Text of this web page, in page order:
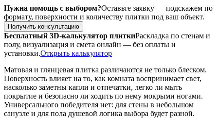
Нужна помощь с выбором?Оставьте заявку — подскажем по
формату, поверхности и количеству плитки под ваш объект.
Получить консультацию
Бесплатный 3D-калькулятор плиткиРаскладка по стенам и
полу, визуализация и смета онлайн — без оплаты и
установки.Открыть калькулятор
Матовая и глянцевая плитка различаются не только блеском.
Поверхность влияет на то, как комната воспринимает свет,
насколько заметны капли и отпечатки, легко ли мыть
покрытие и безопасно ли ходить по нему мокрыми ногами.
Универсального победителя нет: для стены в небольшом
санузле и для пола душевой логика выбора будет разной.